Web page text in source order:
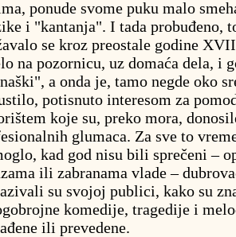
ponude svome puku malo
i "kantanja". I tada probuđeno,
se kroz preostale godine
na pozornicu, uz domaća dela, i
a onda je, tamo negde oko
potisnuto interesom za
koje su, preko mora,
glumaca. Za sve to
kad god nisu bili sprečeni –
ili zabranama vlade –
su svojoj publici, kako su
komedije, tragedije i
ili prevedene.